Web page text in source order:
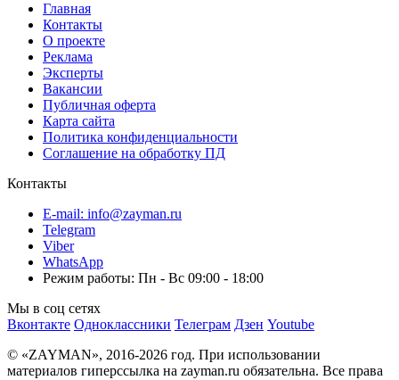
Главная
Контакты
О проекте
Реклама
Эксперты
Вакансии
Публичная оферта
Карта сайта
Политика конфиденциальности
Соглашение на обработку ПД
Контакты
E-mail: info@zayman.ru
Telegram
Viber
WhatsApp
Режим работы: Пн - Вс 09:00 - 18:00
Мы в соц сетях
Вконтакте Одноклассники Телеграм Дзен Youtube
© «ZAYMAN», 2016-2026 год. При использовании
материалов гиперссылка на zayman.ru обязательна. Все права